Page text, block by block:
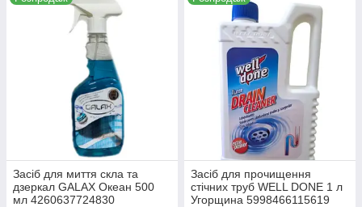
Засіб для миття скла та
дзеркал GALAX Океан 500
мл 4260637724830
Засіб для прочищення
стічних труб WELL DONE 1 л
Угорщина 5998466115619